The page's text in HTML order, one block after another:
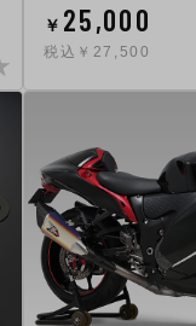
￥ 25,000
税込￥27,500